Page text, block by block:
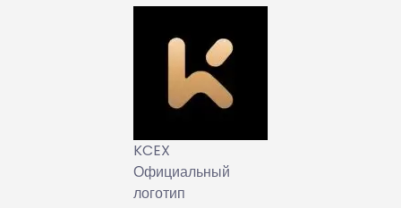
KCEX
Официальный
логотип